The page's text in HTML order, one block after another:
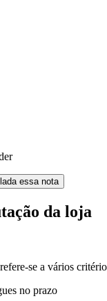
essa nota
da loja
se a vários
no prazo